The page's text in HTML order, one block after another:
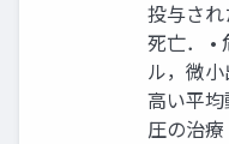
投与さ
死亡． •
ル，微小
高い平均
圧の治療